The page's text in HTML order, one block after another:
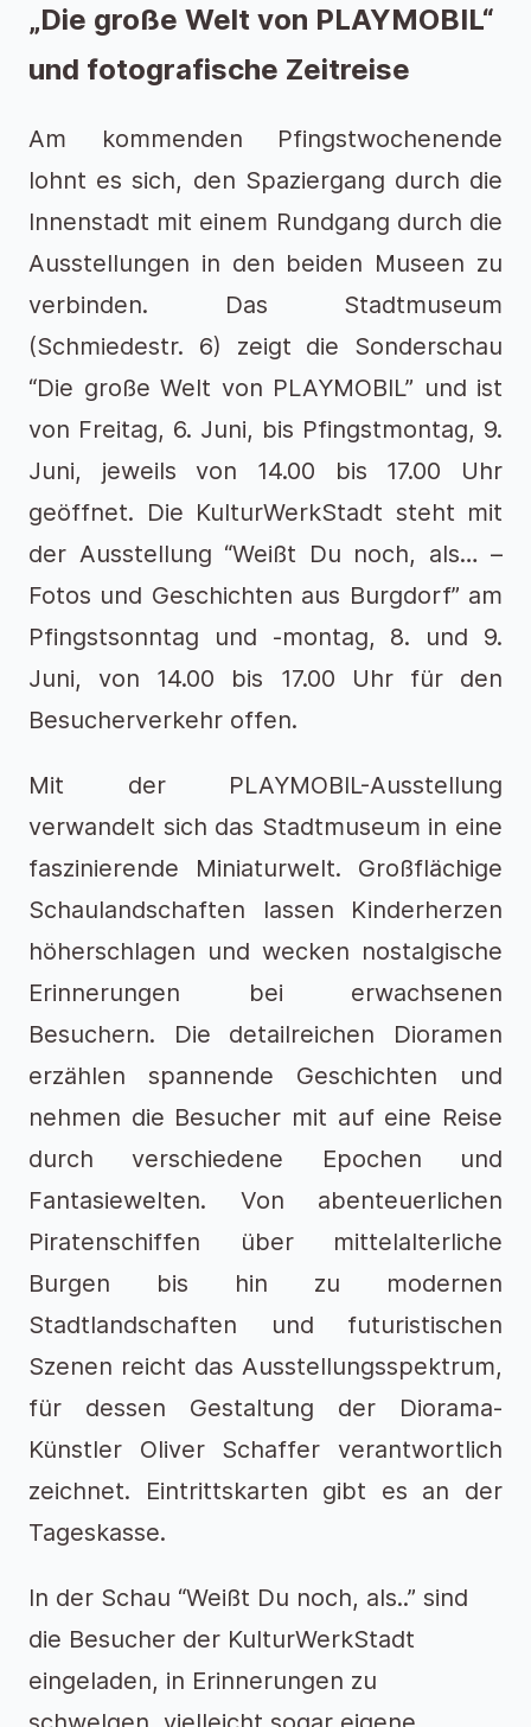
„Die große Welt von PLAYMOBIL“
und fotografische Zeitreise
Am kommenden Pfingstwochenende
lohnt es sich, den Spaziergang durch die
Innenstadt mit einem Rundgang durch die
Ausstellungen in den beiden Museen zu
verbinden. Das Stadtmuseum
(Schmiedestr. 6) zeigt die Sonderschau
“Die große Welt von PLAYMOBIL” und ist
von Freitag, 6. Juni, bis Pfingstmontag, 9.
Juni, jeweils von 14.00 bis 17.00 Uhr
geöffnet. Die KulturWerkStadt steht mit
der Ausstellung “Weißt Du noch, als… –
Fotos und Geschichten aus Burgdorf” am
Pfingstsonntag und -montag, 8. und 9.
Juni, von 14.00 bis 17.00 Uhr für den
Besucherverkehr offen.
Mit der PLAYMOBIL-Ausstellung
verwandelt sich das Stadtmuseum in eine
faszinierende Miniaturwelt. Großflächige
Schaulandschaften lassen Kinderherzen
höherschlagen und wecken nostalgische
Erinnerungen bei erwachsenen
Besuchern. Die detailreichen Dioramen
erzählen spannende Geschichten und
nehmen die Besucher mit auf eine Reise
durch verschiedene Epochen und
Fantasiewelten. Von abenteuerlichen
Piratenschiffen über mittelalterliche
Burgen bis hin zu modernen
Stadtlandschaften und futuristischen
Szenen reicht das Ausstellungsspektrum,
für dessen Gestaltung der Diorama-
Künstler Oliver Schaffer verantwortlich
zeichnet. Eintrittskarten gibt es an der
Tageskasse.
In der Schau “Weißt Du noch, als..” sind
die Besucher der KulturWerkStadt
eingeladen, in Erinnerungen zu